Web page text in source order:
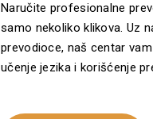
Naručite profesionalne
samo nekoliko klikova. Uz
prevodioce, naš centar
učenje jezika i korišćenje